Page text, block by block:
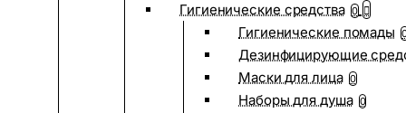
Гигиенические средства 0
Гигиенические помады
Дезинфицирующие
Маски для лица 0
Наборы для душа 0